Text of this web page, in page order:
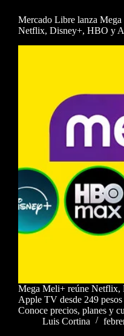
Mercado Libre lanza
Netflix, Disney+, HBO y
Mega Meli+ reúne
Apple TV desde 249
Conoce precios, planes y
Luis Cortina